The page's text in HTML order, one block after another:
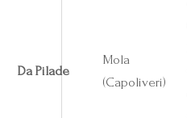
Da Pilade
Mola
(Capoliveri)